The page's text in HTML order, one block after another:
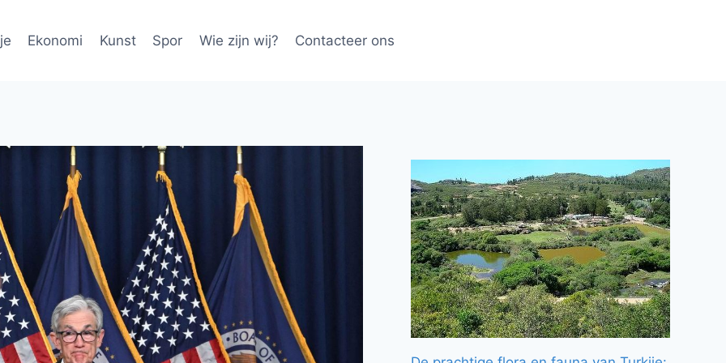
Ekonomi Kunst Spor Wie zijn wij? Contacteer ons